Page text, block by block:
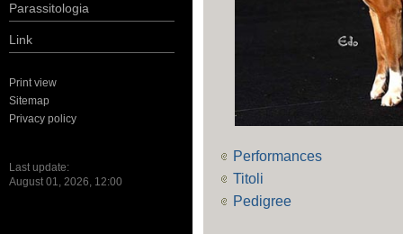
Parassitologia
Link
Print view
Sitemap
Privacy policy
Last update:
August 01, 2026, 12:00
Performances
Titoli
Pedigree